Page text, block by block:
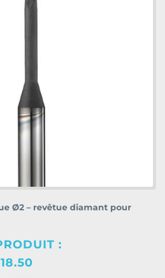
Ø2 – revêtue diamant pour
: